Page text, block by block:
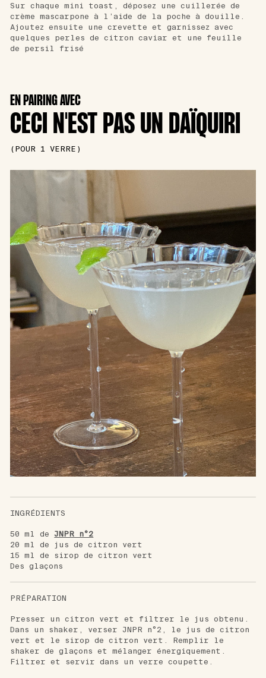
Sur chaque mini toast, déposez une cuillerée de
crème mascarpone à l’aide de la poche à douille.
Ajoutez ensuite une crevette et garnissez avec
quelques perles de citron caviar et une feuille
de persil frisé
EN PAIRING AVEC
CECI N'EST PAS UN DAÏQUIRI
(POUR 1 VERRE)
INGRÉDIENTS
50 ml de JNPR n°2
20 ml de jus de citron vert
15 ml de sirop de citron vert
Des glaçons
PRÉPARATION
Presser un citron vert et filtrer le jus obtenu.
Dans un shaker, verser JNPR n°2, le jus de citron
vert et le sirop de citron vert. Remplir le
shaker de glaçons et mélanger énergiquement.
Filtrer et servir dans un verre coupette.